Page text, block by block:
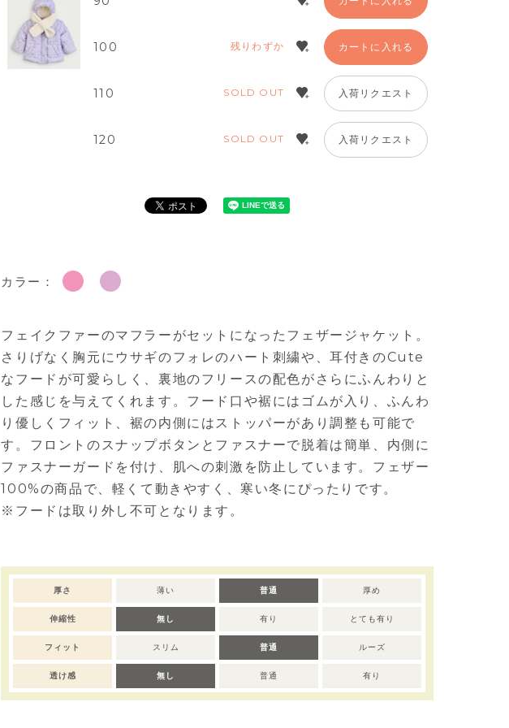
100 残りわずか カートに入れる
110 SOLD OUT 入荷リクエスト
120 SOLD OUT 入荷リクエスト
カラー：
フェイクファーのマフラーがセットになったフェザージャケット。
さりげなく胸元にウサギのフォレのハート刺繍や、耳付きのCute
なフードが可愛らしく、裏地のフリースの配色がさらにふんわりと
した感じを与えてくれます。フード口や裾にはゴムが入り、ふんわ
り優しくフィット、裾の内側にはストッパーがあり調整も可能で
す。フロントのスナップボタンとファスナーで脱着は簡単、内側に
ファスナーガードを付け、肌への刺激を防止しています。フェザー
100%の商品で、軽くて動きやすく、寒い冬にぴったりです。
※フードは取り外し不可となります。
厚さ 薄い 普通 厚め
伸縮性 無し 有り とても有り
フィット スリム 普通 ルーズ
透け感 無し 普通 有り